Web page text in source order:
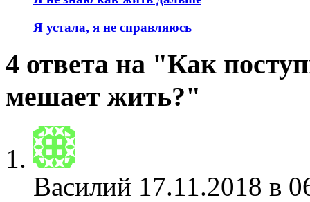
Я устала, я не справляюсь
4 ответа на "Как
мешает жить?"
Василий 17.11.2018 в